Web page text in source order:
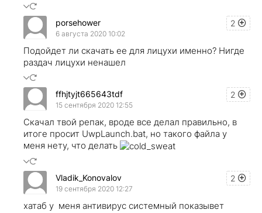
2
porsehower
6 августа 2020 10:02
Подойдет ли скачать ее для лицухи именно? Нигде
раздач лицухи ненашел
2
ffhjtyjt665643tdf
15 сентября 2020 12:55
Скачал твой репак, вроде все делал правильно, в
итоге просит UwpLaunch.bat, но такого файла у
меня нету, что делать
2
Vladik_Konovalov
19 сентября 2020 12:27
хатаб у меня антивирус системный показывет